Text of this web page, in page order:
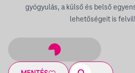
gyógyulás, a külső és belső
lehetőségeit is